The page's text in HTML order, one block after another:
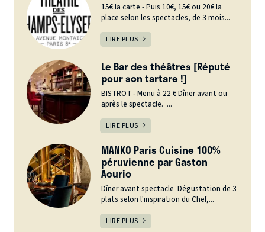
15€ la carte - Puis 10€, 15€ ou 20€ la
place selon les spectacles, de 3 mois...
LIRE PLUS
Le Bar des théâtres [Réputé
pour son tartare !]
BISTROT - Menu à 22 € Dîner avant ou
après le spectacle. ...
LIRE PLUS
MANKO Paris Cuisine 100%
péruvienne par Gaston
Acurio
Dîner avant spectacle Dégustation de 3
plats selon l'inspiration du Chef,...
LIRE PLUS